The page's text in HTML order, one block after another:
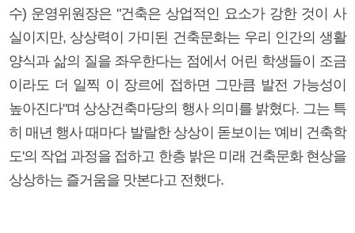
수) 운영위원장은 "건축은 상업적인 요소가 강한 것이 사
실이지만, 상상력이 가미된 건축문화는 우리 인간의 생활
양식과 삶의 질을 좌우한다는 점에서 어린 학생들이 조금
이라도 더 일찍 이 장르에 접하면 그만큼 발전 가능성이
높아진다"며 상상건축마당의 행사 의미를 밝혔다. 그는 특
히 매년 행사 때마다 발랄한 상상이 돋보이는 '예비 건축학
도'의 작업 과정을 접하고 한층 밝은 미래 건축문화 현상을
상상하는 즐거움을 맛본다고 전했다.